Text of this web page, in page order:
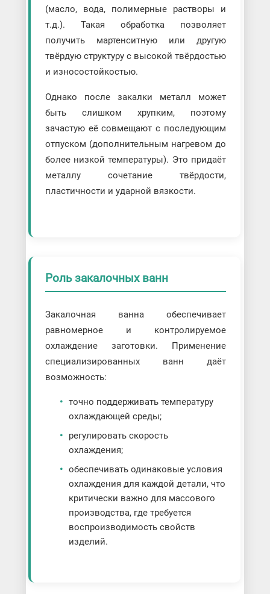
(масло, вода, полимерные растворы и
т.д.). Такая обработка позволяет
получить мартенситную или другую
твёрдую структуру с высокой твёрдостью
и износостойкостью.
Однако после закалки металл может
быть слишком хрупким, поэтому
зачастую её совмещают с последующим
отпуском (дополнительным нагревом до
более низкой температуры). Это придаёт
металлу сочетание твёрдости,
пластичности и ударной вязкости.
Роль закалочных ванн
Закалочная ванна обеспечивает
равномерное и контролируемое
охлаждение заготовки. Применение
специализированных ванн даёт
возможность:
точно поддерживать температуру
охлаждающей среды;
регулировать скорость
охлаждения;
обеспечивать одинаковые условия
охлаждения для каждой детали, что
критически важно для массового
производства, где требуется
воспроизводимость свойств
изделий.